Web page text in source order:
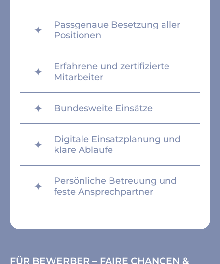
Passgenaue Besetzung aller
Positionen
Erfahrene und zertifizierte
Mitarbeiter
Bundesweite Einsätze
Digitale Einsatzplanung und
klare Abläufe
Persönliche Betreuung und
feste Ansprechpartner
FÜR BEWERBER – FAIRE CHANCEN &